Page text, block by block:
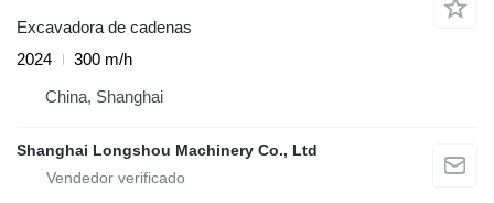
Excavadora de cadenas
2024
300 m/h
China, Shanghai
Shanghai Longshou Machinery Co., Ltd